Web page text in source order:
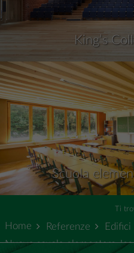
King’s
Scuola
Ti
Home Referenze
Edifici
Nuova scuola elementare